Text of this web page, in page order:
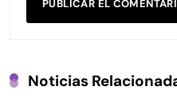
Noticias